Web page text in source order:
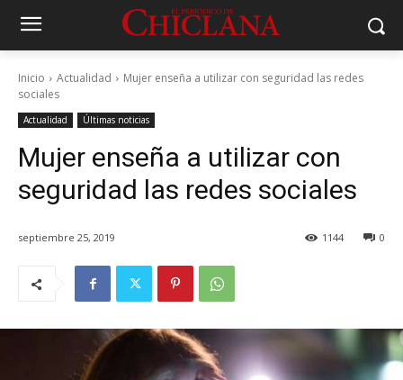
Inicio Actualidad
Mujer enseña a utilizar con seguridad las redes
sociales
Actualidad Últimas noticias
Mujer enseña a utilizar con
seguridad las redes sociales
septiembre 25, 2019 0
1144